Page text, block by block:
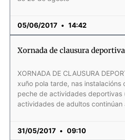
05/06/2017 14:42
Xornada de clausura deportiva
XORNADA DE CLAUSURA
xuño pola tarde, nas instalacións
peche de actividades deportivas
actividades de adultos continúan
31/05/2017 09:10